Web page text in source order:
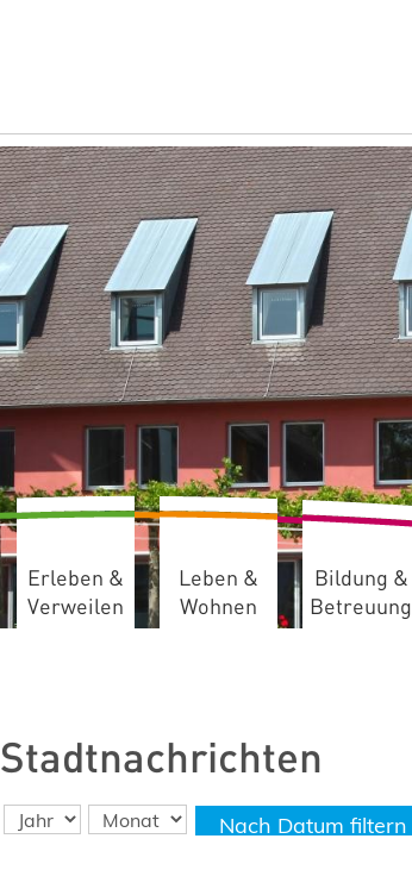
Erleben &
Verweilen
Leben &
Wohnen
Bildung &
Betreuung
Stadtnachrichten
Nach Datum filtern